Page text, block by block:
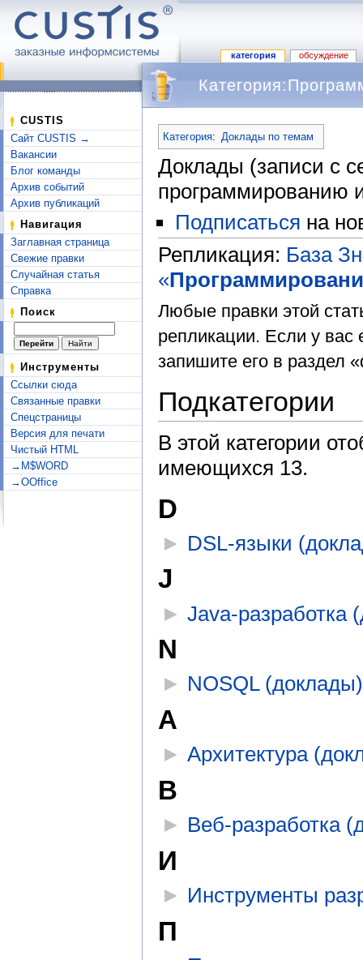
категория обсуждение
CUSTIS
Сайт CUSTIS →
Вакансии
Блог команды
Архив событий
Архив публикаций
Навигация
Заглавная страница
Свежие правки
Случайная статья
Справка
Поиск
Инструменты
Ссылки сюда
Связанные правки
Спецстраницы
Версия для печати
Чистый HTML
→M$WORD
→OOffice
Категория: Доклады по темам
Доклады (записи с
программированию
Подписаться на
Репликация: База
«
Любые правки этой
репликации. Если у вас
запишите его в раздел
Подкатегории
В этой категории
имеющихся 13.
D
► DSL-языки
J
►Java-разработка
N
► NOSQL (доклады)
А
►Архитектура
В
► Веб-разработка
И
► Инструменты
П